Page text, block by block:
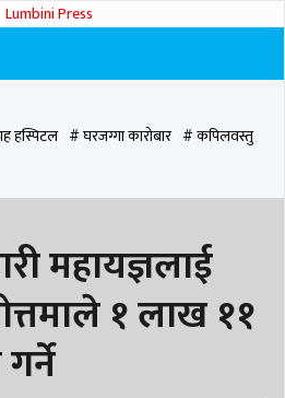
हस्पिटल # घरजग्गा कारोबार # कपिलवस्तु
समाज डेन्टल # लुम्बिनी # वर्षा # समृद्धि
कांग्रेस # बुटवल # राजधानी
# रुपन्देही १ # चुन्न पौडेल # मन्दिर
महायज्ञलाई
१ लाख ११